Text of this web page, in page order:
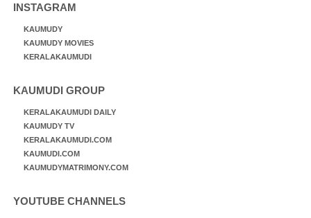
INSTAGRAM
KAUMUDY
KAUMUDY MOVIES
KERALAKAUMUDI
KAUMUDI GROUP
KERALAKAUMUDI DAILY
KAUMUDY TV
KERALAKAUMUDI.COM
KAUMUDI.COM
KAUMUDYMATRIMONY.COM
YOUTUBE CHANNELS